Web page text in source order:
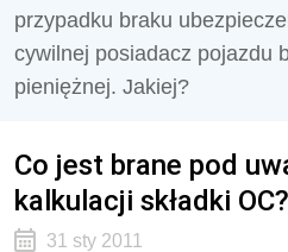
przypadku braku
cywilnej posiadacz pojazdu
pieniężnej. Jakiej?
Co jest brane pod
kalkulacji składki OC?
31 sty 2011